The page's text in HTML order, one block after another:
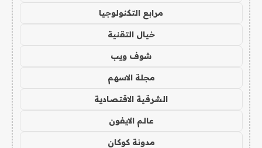
مرابع التكنولوجيا
خيال التقنية
شوف ويب
مجلة الاسهم
الشرقية الاقتصادية
عالم الايفون
مدونة كوكان